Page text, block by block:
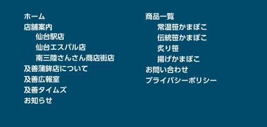
ホーム
店舗案内
仙台駅店
仙台エスパル店
南三陸さんさん商店街店
及善蒲鉾店について
及善広報室
及善タイムズ
お知らせ
商品一覧
常温笹かまぼこ
伝統笹かまぼこ
炙り笹
揚げかまぼこ
お問い合わせ
プライバシーポリシー